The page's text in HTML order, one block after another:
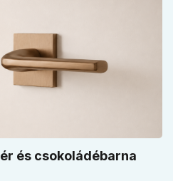
és csokoládébarna